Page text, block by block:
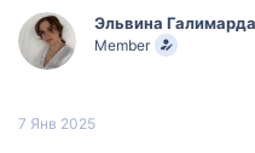
т
е
м
ы
ч
Эльвина
Member
7 Янв 2025